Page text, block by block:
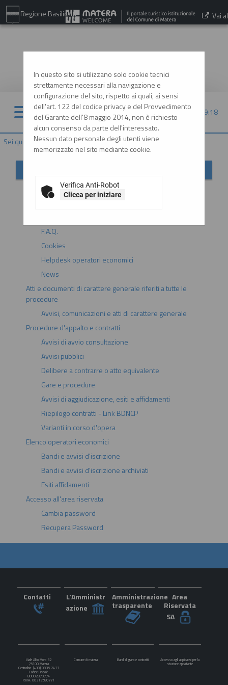
Regione Basilicata Vai al
08/08/2026 09:18
Sei qui: Home»Mappa del sito
In questo sito si utilizzano solo cookie tecnici
strettamente necessari alla navigazione e
configurazione del sito, rispetto ai quali, ai sensi
dell'art. 122 del codice privacy e del Provvedimento
del Garante dell'8 maggio 2014, non è richiesto
alcun consenso da parte dell'interessato.
Nessun dato personale degli utenti viene
memorizzato nel sito mediante cookie.
Verifica Anti-Robot
Clicca per iniziare
Home
F.A.Q.
Cookies
Helpdesk operatori economici
News
Atti e documenti di carattere generale riferiti a tutte le
procedure
Avvisi, comunicazioni e atti di carattere generale
Procedure d'appalto e contratti
Avvisi di avvio consultazione
Avvisi pubblici
Delibere a contrarre o atto equivalente
Gare e procedure
Avvisi di aggiudicazione, esiti e affidamenti
Riepilogo contratti - Link BDNCP
Varianti in corso d'opera
Elenco operatori economici
Bandi e avvisi d'iscrizione
Bandi e avvisi d'iscrizione archiviati
Esiti affidamenti
Accesso all'area riservata
Cambia password
Recupera Password
Contatti
L'Amministr
azione
Amministrazione
trasparente
Area
Riservata
SA
Viale Aldo Moro 32
75100 Matera
Centralino: (+39) 0835 2411
Codice Fiscale:
80002870774
P.IVA: 00313580771
Comune di matera Bandi di gara e contratti Accesso agli applicativi per la
stazione appaltante